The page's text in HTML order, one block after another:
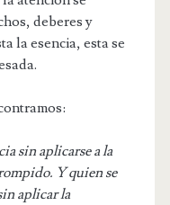
deberes y
la esencia, esta se
sin aplicarse a la
Y quien se
aplicar la